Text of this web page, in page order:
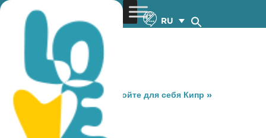
RU
You are here: Home »Откройте для себя Кипр »
Gastronomy
» PANINIS
PANINIS